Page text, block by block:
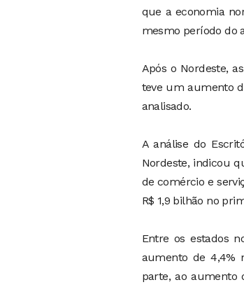
que a economia
mesmo período do
Após o Nordeste,
teve um aumento
analisado.
A análise do
Nordeste, indicou
de comércio e
R$ 1,9 bilhão no
Entre os estados
aumento de 4,4%
parte, ao aumento